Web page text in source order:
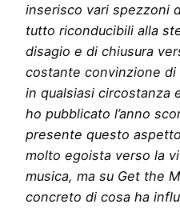
inserisco vari spezzoni
tutto riconducibili alla
disagio e di chiusura
costante convinzione di
in qualsiasi circostanza
ho pubblicato l’anno
presente questo
molto egoista verso la
musica, ma su Get the
concreto di cosa ha